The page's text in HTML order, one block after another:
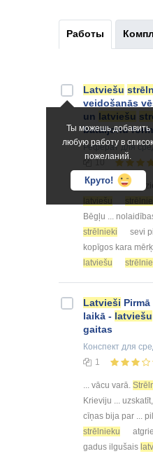
Работы
Ты можешь добавить
любую работу в список
пожеланий.
Круто!
Latviešu
veidošanās
un latviešu
bataljonu
Реферат для
... iegansts
latviešu
Bēgļu ...
strēlnieki
sevi
kopīgos kara
latviešu
Latvieši
laikā - latviešu
gaitas
Конспект для
1
... vācu varā.
Krieviju ...
cīņas bija par ...
strēlnieku
gadus ilgušais